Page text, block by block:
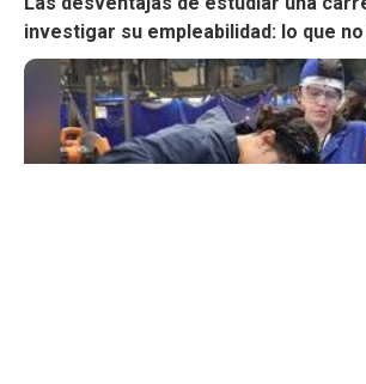
investigar su empleabilidad: lo que no